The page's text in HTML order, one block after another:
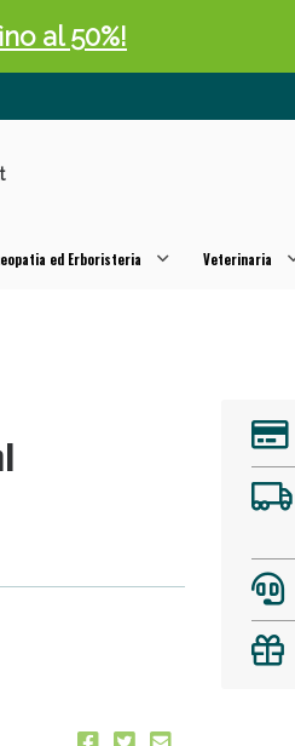
ed Erboristeria Veterinaria
al 50%!
oggi!